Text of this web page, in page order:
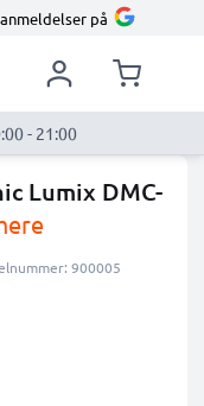
anmeldelser på
- 21:00
Lumix DMC-
900005